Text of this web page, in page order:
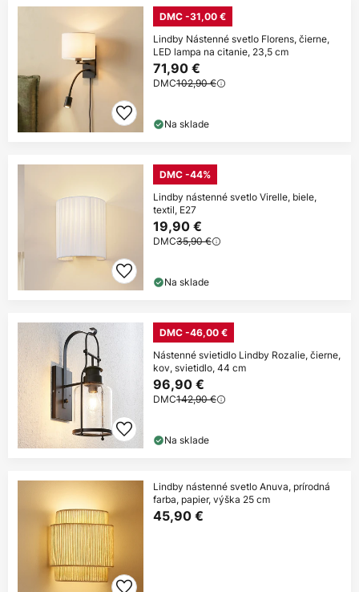
DMC -31,00 €
Lindby Nástenné svetlo Florens, čierne,
LED lampa na citanie, 23,5 cm
71,90 €
DMC102,90 €
Na sklade
DMC -44%
Lindby nástenné svetlo Virelle, biele,
textil, E27
19,90 €
DMC35,90 €
Na sklade
DMC -46,00 €
Nástenné svietidlo Lindby Rozalie, čierne,
kov, svietidlo, 44 cm
96,90 €
DMC142,90 €
Na sklade
Lindby nástenné svetlo Anuva, prírodná
farba, papier, výška 25 cm
45,90 €